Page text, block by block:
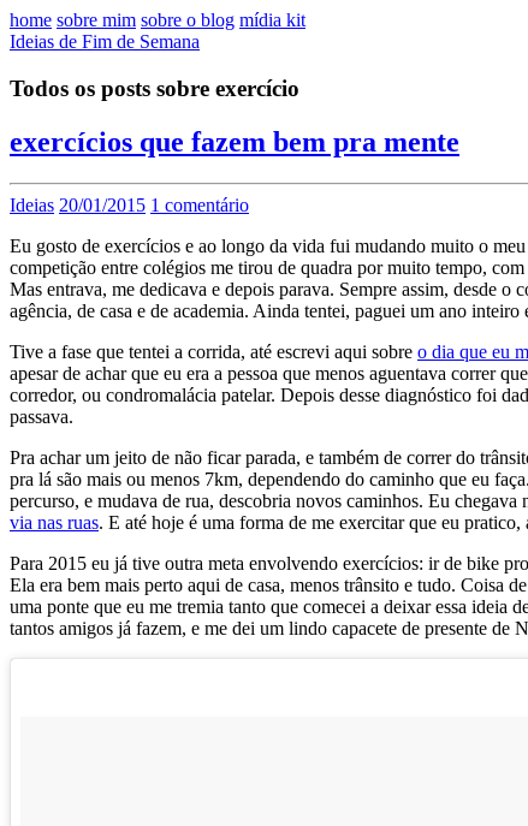
home sobre mim sobre o blog mídia kit
Ideias de Fim de Semana
Todos os posts sobre exercício
exercícios que fazem bem pra mente
Ideias 20/01/2015 1 comentário
Eu gosto de exercícios e ao longo da vida fui mudando muito o
competição entre colégios me tirou de quadra por muito tempo,
Mas entrava, me dedicava e depois parava. Sempre assim, desde
agência, de casa e de academia. Ainda tentei, paguei um ano
Tive a fase que tentei a corrida, até escrevi aqui sobre o dia que eu
apesar de achar que eu era a pessoa que menos aguentava correr
corredor, ou condromalácia patelar. Depois desse diagnóstico foi
passava.
Pra achar um jeito de não ficar parada, e também de correr do
pra lá são mais ou menos 7km, dependendo do caminho que eu
percurso, e mudava de rua, descobria novos caminhos. Eu
via nas ruas. E até hoje é uma forma de me exercitar que eu
Para 2015 eu já tive outra meta envolvendo exercícios: ir de bike
Ela era bem mais perto aqui de casa, menos trânsito e tudo. Coisa
uma ponte que eu me tremia tanto que comecei a deixar essa
tantos amigos já fazem, e me dei um lindo capacete de presente